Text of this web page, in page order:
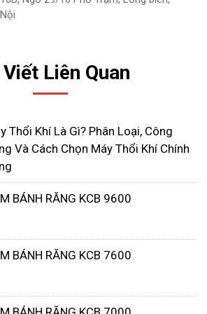
thải China có ưu điểm độ bền
xuất trên dây chuyền công
Liên Quan
Thổi Khí Là Gì? Phân Loại, Công
Và Cách Chọn Máy Thổi Khí Chính
BÁNH RĂNG KCB 9600
BÁNH RĂNG KCB 7600